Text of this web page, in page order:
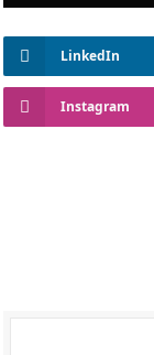
LinkedIn
Instagram